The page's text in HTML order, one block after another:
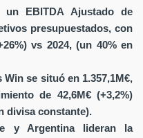
EBITDA Ajustado de
presupuestados, con
vs 2024, (un 40% en
se situó en 1.357,1M€,
de 42,6M€ (+3,2%)
divisa constante).
y Argentina lideran la